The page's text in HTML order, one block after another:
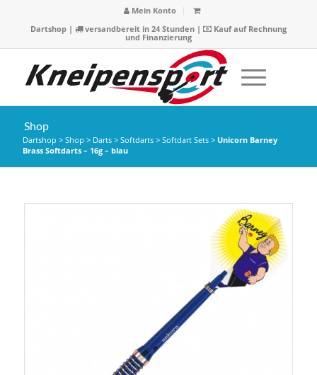
Mein Konto
Dartshop| versandbereit in 24 Stunden |
Kauf auf Rechnung
und Finanzierung
Shop
Dartshop > Shop > Darts> Softdarts> Softdart Sets> Unicorn Barney
Brass Softdarts – 16g – blau